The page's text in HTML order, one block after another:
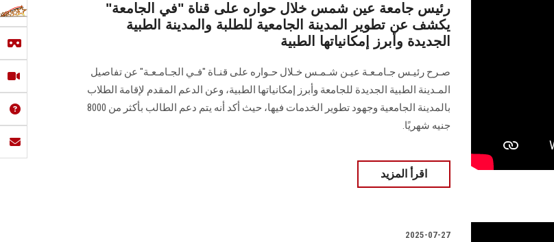
رئيس جامعة عين شمس خلال حواره على قناة "في الجامعة"
يكشف عن تطوير المدينة الجامعية للطلبة والمدينة الطبية
الجديدة وأبرز إمكانياتها الطبية
صـرح رئيـس جـامـعـة عيـن شـمـس خـلال حـواره على قنـاة "فـي الجـامـعـة" عن تفاصيل
المـدينة الطبية الجديدة للجامعة وأبرز إمكانياتها الطبية، وعن الدعم المقدم لإقامة الطلاب
بالمدينة الجامعية وجهود تطوير الخدمات فيها، حيث أكد أنه يتم دعم الطالب بأكثر من 8000
جنيه شهريًا.
اقرأ المزيد
2025-07-27